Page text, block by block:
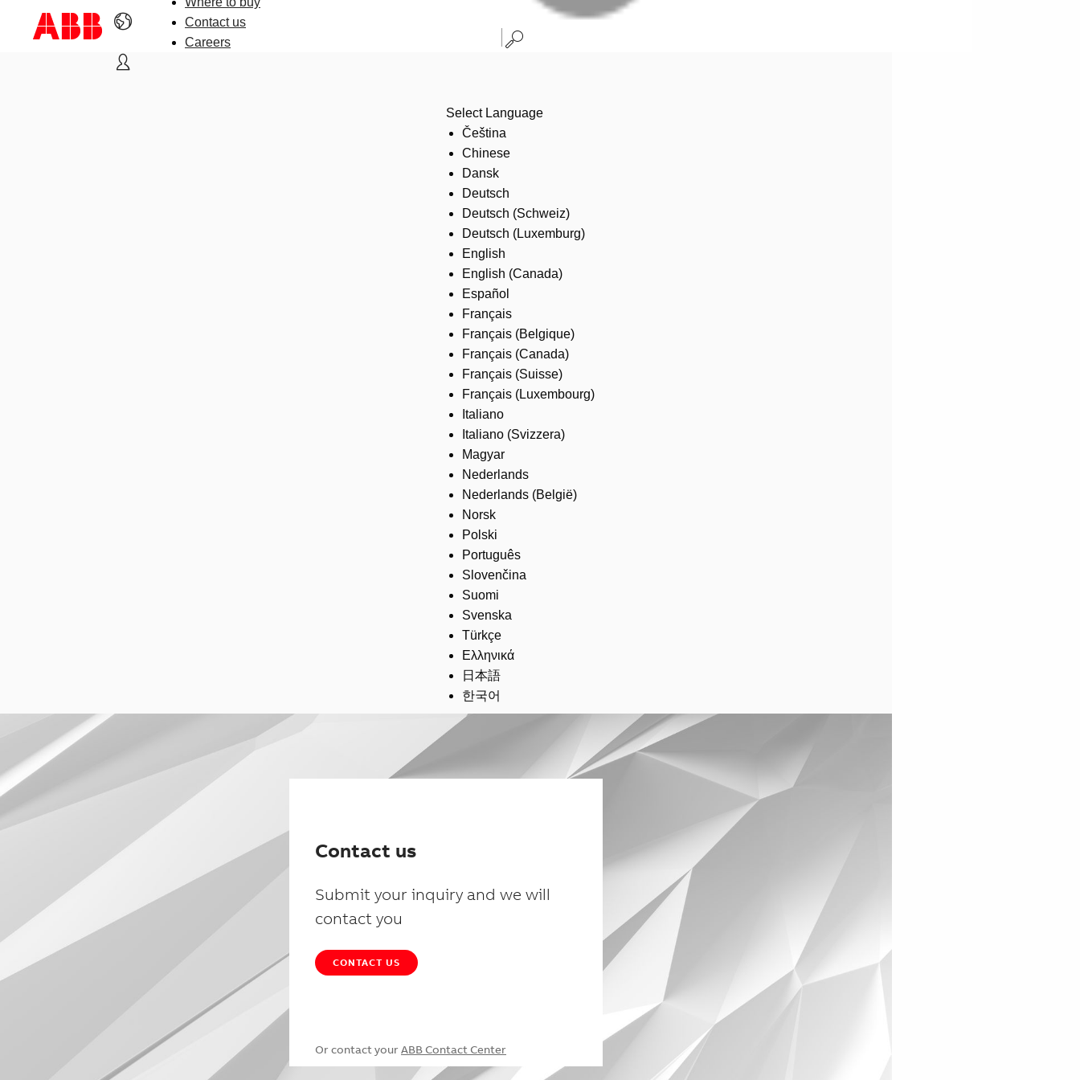
Contact us
Careers
Select Language
Čeština
Chinese
Dansk
Deutsch
Deutsch (Schweiz)
Deutsch (Luxemburg)
English
English (Canada)
Español
Français
Français (Belgique)
Français (Canada)
Français (Suisse)
Français (Luxembourg)
Italiano
Italiano (Svizzera)
Magyar
Nederlands
Nederlands (België)
Norsk
Polski
Português
Slovenčina
Suomi
Svenska
Türkçe
Ελληνικά
日本語
한국어
Contact us
Submit your inquiry and we will
contact you
CONTACT US
Or contact your ABB Contact Center